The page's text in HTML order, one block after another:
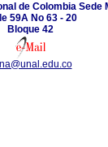
de Colombia Sede
59A No 63 - 20
Bloque 42